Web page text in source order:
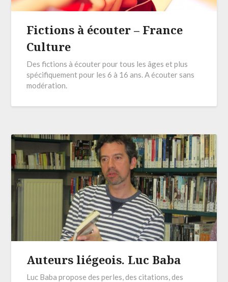
Fictions à écouter – France
Culture
Des fictions à écouter pour tous les âges et plus
spécifiquement pour les 6 à 16 ans. A écouter sans
modération.
Auteurs liégeois. Luc Baba
Luc Baba propose des perles, des citations, des